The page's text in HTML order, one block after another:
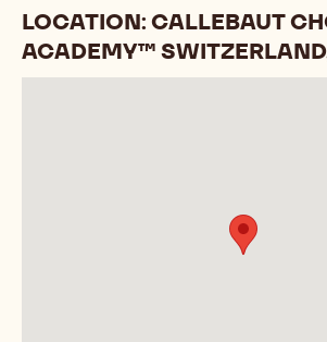
LOCATION: CALLEBAUT
ACADEMY™